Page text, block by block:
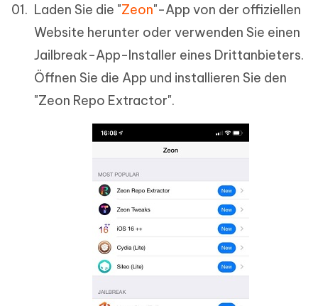
Laden Sie die "Zeon"-App von der offiziellen
Website herunter oder verwenden Sie einen
Jailbreak-App-Installer eines Drittanbieters.
Öffnen Sie die App und installieren Sie den
"Zeon Repo Extractor".